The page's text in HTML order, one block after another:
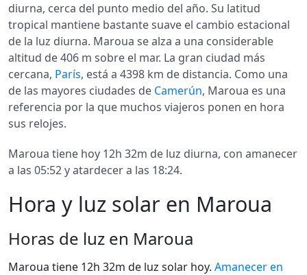
diurna, cerca del punto medio del año. Su latitud
tropical mantiene bastante suave el cambio estacional
de la luz diurna. Maroua se alza a una considerable
altitud de 406 m sobre el mar. La gran ciudad más
cercana, París, está a 4398 km de distancia. Como una
de las mayores ciudades de Camerún, Maroua es una
referencia por la que muchos viajeros ponen en hora
sus relojes.
Maroua tiene hoy 12h 32m de luz diurna, con amanecer
a las 05:52 y atardecer a las 18:24.
Hora y luz solar en Maroua
Horas de luz en Maroua
Maroua tiene 12h 32m de luz solar hoy. Amanecer en